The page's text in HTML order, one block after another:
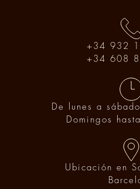
+34 932
+34 608
De lunes a
Domingos
Ubicación en